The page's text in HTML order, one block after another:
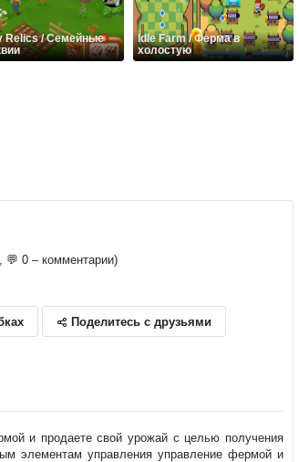
Relics / Семейные
Idle Farm / Ферма в
холостую
💬 0 – комментарии)
Поделитесь с друзьями
и продаете свой урожай с целью получения
элементам управления управление фермой и